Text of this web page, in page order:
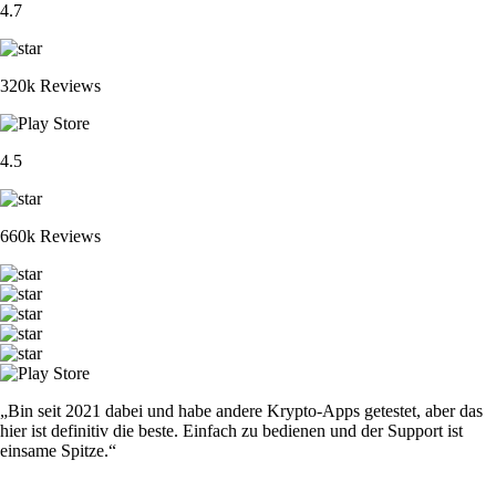
4.7
320k Reviews
4.5
660k Reviews
„Bin seit 2021 dabei und habe andere Krypto-Apps getestet, aber das
hier ist definitiv die beste. Einfach zu bedienen und der Support ist
einsame Spitze.“